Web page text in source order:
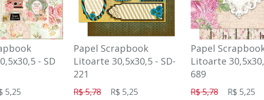
- SD
5,25
Papel Scrapbook
Litoarte 30,5x30,5 - SD-
221
R$ 5,78 R$ 5,25
Papel
Litoarte
689
R$ 5,78 R$ 5,25